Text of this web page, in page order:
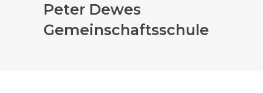
Peter Dewes
Gemeinschaftsschule